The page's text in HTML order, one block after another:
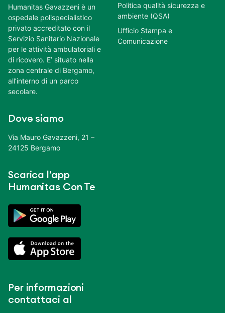
Humanitas Gavazzeni è un
ospedale polispecialistico
privato accreditato con il
Servizio Sanitario Nazionale
per le attività ambulatoriali e
di ricovero. E’ situato nella
zona centrale di Bergamo,
all’interno di un parco
secolare.
Dove siamo
Via Mauro Gavazzeni, 21 –
24125 Bergamo
Scarica l’app
Humanitas Con Te
Per informazioni
contattaci al
Politica qualità sicurezza e
ambiente (QSA)
Ufficio Stampa e
Comunicazione